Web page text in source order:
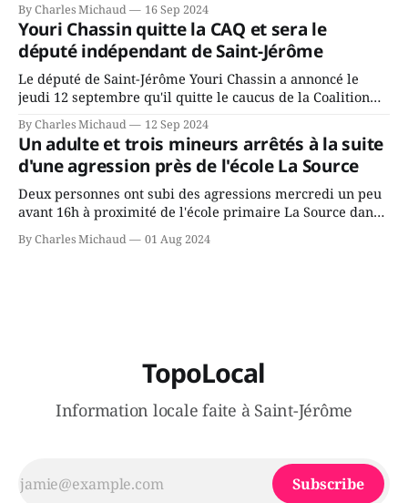
depuis longtemps? Sera-t-il candidat indépendant dans 2
ans? Joindrait-il un autre parti, par exemple les
conservateurs d’Éric Duhaime? Que lui
By Charles Michaud 16 Sep 2024
Youri Chassin quitte la CAQ et sera le
député indépendant de Saint-Jérôme
Le député de Saint-Jérôme Youri Chassin a annoncé le
jeudi 12 septembre qu'il quitte le caucus de la Coalition
gouvernement de la CAQ, surtout de son incapacité, qu'il
juge chronique, à offrir des
By Charles Michaud 12 Sep 2024
Un adulte et trois mineurs arrêtés à la suite
d'une agression près de l'école La Source
Deux personnes ont subi des agressions mercredi un peu
avant 16h à proximité de l'école primaire La Source dans
victimes aurait été écrasée sous un véhicule et aspergée
By Charles Michaud 01 Aug 2024
TopoLocal
Information locale faite à Saint-Jérôme
Subscribe